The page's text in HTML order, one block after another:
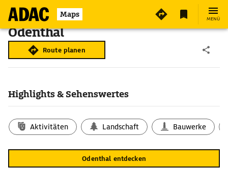
Maps MENÜ
Odenthal
Route planen
Highlights & Sehenswertes
Aktivitäten Landschaft Bauwerke
Odenthal entdecken